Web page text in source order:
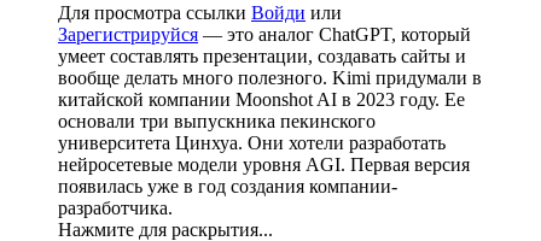
Для просмотра ссылки Войди или
Зарегистрируйся — это аналог ChatGPT, который
умеет составлять презентации, создавать сайты и
вообще делать много полезного. Kimi придумали в
китайской компании Moonshot AI в 2023 году. Ее
основали три выпускника пекинского
университета Цинхуа. Они хотели разработать
нейросетевые модели уровня AGI. Первая версия
появилась уже в год создания компании-
разработчика.
Нажмите для раскрытия...